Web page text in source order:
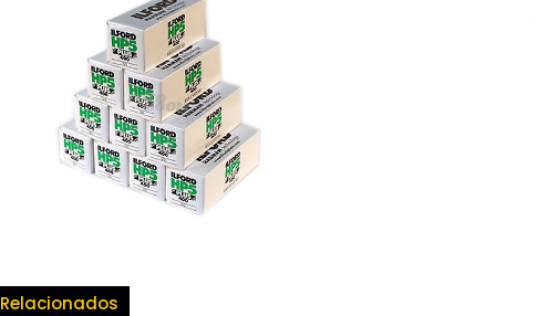
Relacionados